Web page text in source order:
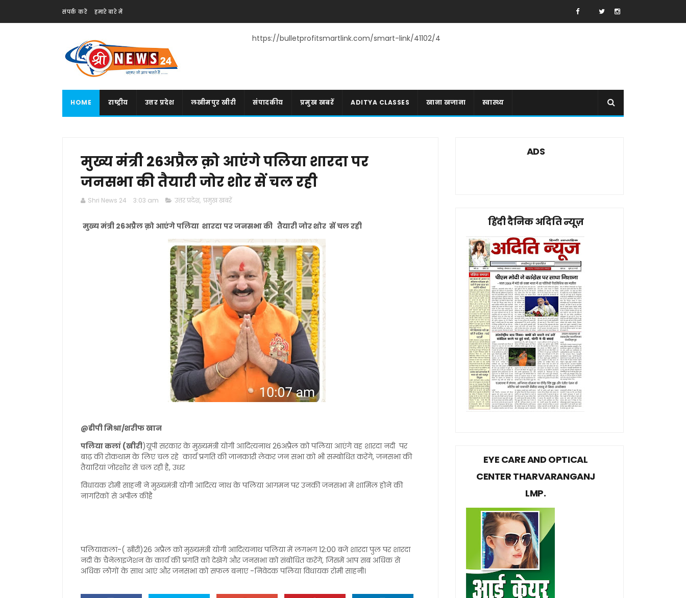
संपर्क करें हमारे बारे में
https://bulletprofitsmartlink.com/smart-link/41102/4
HOME राष्ट्रीय उत्तर प्रदेश लखीमपुर खीरी संपादकीय प्रमुख खबरें ADITYA CLASSES खाना खजाना स्वास्थ्य
मुख्य मंत्री 26अप्रैल क़ो आएंगे पलिया शारदा पर
जनसभा की तैयारी जोर शोर सें चल रही
Shri News 24 3:03 am उत्तर प्रदेश, प्रमुख खबरें
मुख्य मंत्री 26अप्रैल क़ो आएंगे पलिया शारदा पर जनसभा की तैयारी जोर शोर सें चल रही
@डीपी मिश्रा/शरीफ खान
पलिया कलां (खीरी)यूपी सरकार के मुख्यमंत्री योगी आदित्यनाथ 26अप्रैल क़ो पलिया आएंगे वह शारदा नदी पर
बाढ़ की रोकथाम के लिए चल रहे कार्य प्रगति की जानकारी लेकर जन सभा क़ो भी सम्बोधित करेंगे, जनसभा की
तैयारियां जोरशोर सें चल रही है, उधर
विधायक रोमी साहनी ने मुख्यमंत्री योगी आदित्य नाथ के पलिया आगमन पर उनकी जनसभा में शामिल होने की
नागरिकों से अपील कीहै
पलियाकलां-( खीरी)26 अप्रैल को मुख्यमंत्री योगी आदित्यनाथ पलिया में लगभग 12:00 बजे शारदा पुल पर शारदा
नदी के चैनेलाइजेशन के कार्य की प्रगति को देखेंगे और जनसभा को संबोधित करेंगे, जिसमें आप सब अधिक से
अधिक लोगों के साथ आएं और जनसभा को सफल बनाए -निवेदक पलिया विधायक रोमी साहनी।
ADS
हिंदी दैनिक अदिति न्यूज़
EYE CARE AND OPTICAL
CENTER THARVARANGANJ
LMP.